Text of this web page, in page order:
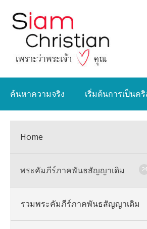
ค้นหาความจริง เริ่มต้นการเป็นค
Home
พระคัมภีร์ภาคพันธสัญญาเดิม 24
รวมพระคัมภีร์ภาคพันธสัญญาเดิม